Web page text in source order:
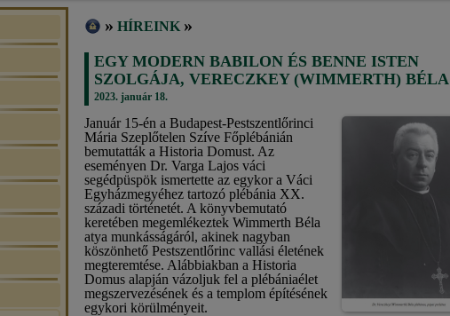
» HÍREINK »
EGY MODERN BABILON ÉS BENNE ISTEN
SZOLGÁJA, VERECZKEY (WIMMERTH) BÉLA
2023. január 18.
Január 15-én a Budapest-Pestszentlőrinci
Mária Szeplőtelen Szíve Főplébánián
bemutatták a Historia Domust. Az
eseményen Dr. Varga Lajos váci
segédpüspök ismertette az egykor a Váci
Egyházmegyéhez tartozó plébánia XX.
századi történetét. A könyvbemutató
keretében megemlékeztek Wimmerth Béla
atya munkásságáról, akinek nagyban
köszönhető Pestszentlőrinc vallási életének
megteremtése. Alábbiakban a Historia
Domus alapján vázoljuk fel a plébániaélet
megszervezésének és a templom építésének
egykori körülményeit.